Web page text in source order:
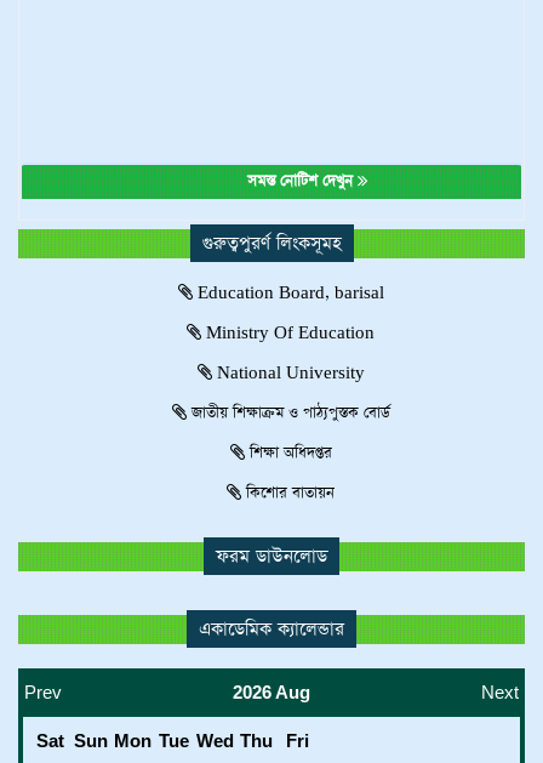
সমস্ত নোটিশ দেখুন
গুরুত্বপুরর্ণ লিংকসূমহ
Education Board, barisal
Ministry Of Education
National University
জাতীয় শিক্ষাক্রম ও পাঠ্যপুস্তক বোর্ড
শিক্ষা অধিদপ্তর
কিশোর বাতায়ন
ফরম ডাউনলোড
একাডেমিক ক্যালেন্ডার
Prev 2026 Aug Next
Sat Sun Mon Tue Wed Thu
Fri